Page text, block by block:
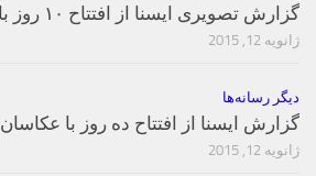
گزارش تصویری ایسنا از افتتاح ۱۰ روز با عکاسان
ژانویه 12, 2015
دیگر رسانه‌ها
گزارش ایسنا از افتتاح ده روز با عکاسان
ژانویه 12, 2015